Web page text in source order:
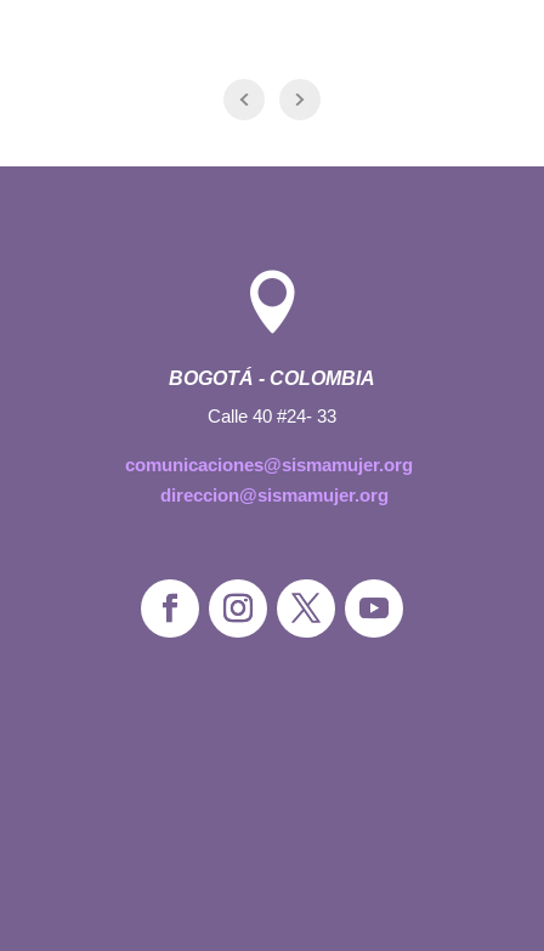

BOGOTÁ - COLOMBIA
Calle 40 #24- 33
comunicaciones@sismamujer.org
direccion@sismamujer.org